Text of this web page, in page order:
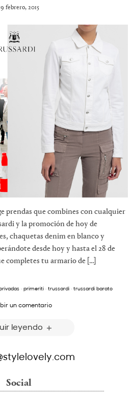
febrero, 2015
prendas que combines con cualquier
y la promoción de hoy de
chaquetas denim en blanco y
desde hoy y hasta el 28 de
completes tu armario de […]
· primeriti· trussardi· trussardi barato
un comentario
leyendo
Social